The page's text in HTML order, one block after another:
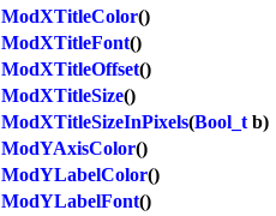
ModXTitleColor()
ModXTitleFont()
ModXTitleOffset()
ModXTitleSize()
ModXTitleSizeInPixels(Bool_tb)
ModYAxisColor()
ModYLabelColor()
ModYLabelFont()